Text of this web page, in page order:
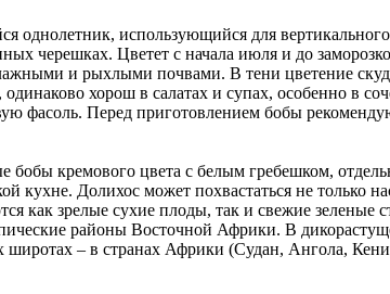
однолетник, использующийся для
черешках. Цветет с начала июля и до
и рыхлыми почвами. В тени цветение
хорош в салатах и супах, особенно в
фасоль. Перед приготовлением бобы
бобы кремового цвета с белым гребешком,
кухне. Долихос может похвастаться не
как зрелые сухие плоды, так и свежие зеленые
районы Восточной Африки. В
широтах – в странах Африки (Судан, Ангола,